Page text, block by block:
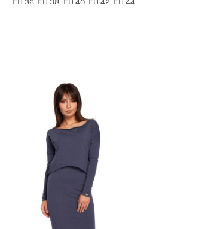
EU 36, EU 38, EU 40, EU 42, EU 44